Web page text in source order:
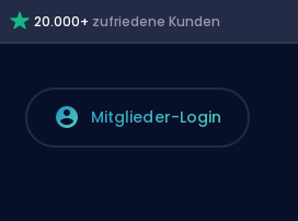
20.000+ zufriedene Kunden
Mitglieder-Login